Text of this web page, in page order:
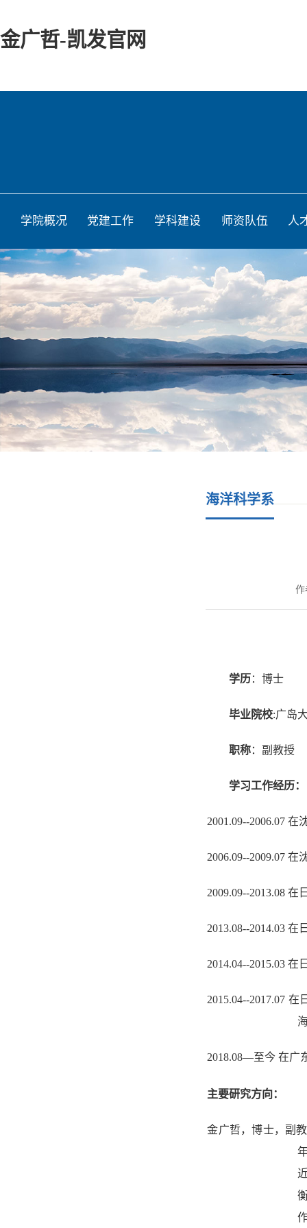
金广哲-凯发官网
学院概况 党建工作 学科建设 师资队伍 人
海洋科学系
作
学历：博士
毕业院校:广岛
职称：副教授
学习工作经历：
2001.09--2006.07 在
2006.09--2009.07 在
2009.09--2013.08 在
2013.08--2014.03在
2014.04--201 5.03 在
2015.04--2017.07 在
2018.08—至今 在广
主要研究方向：
金广哲，博士，副